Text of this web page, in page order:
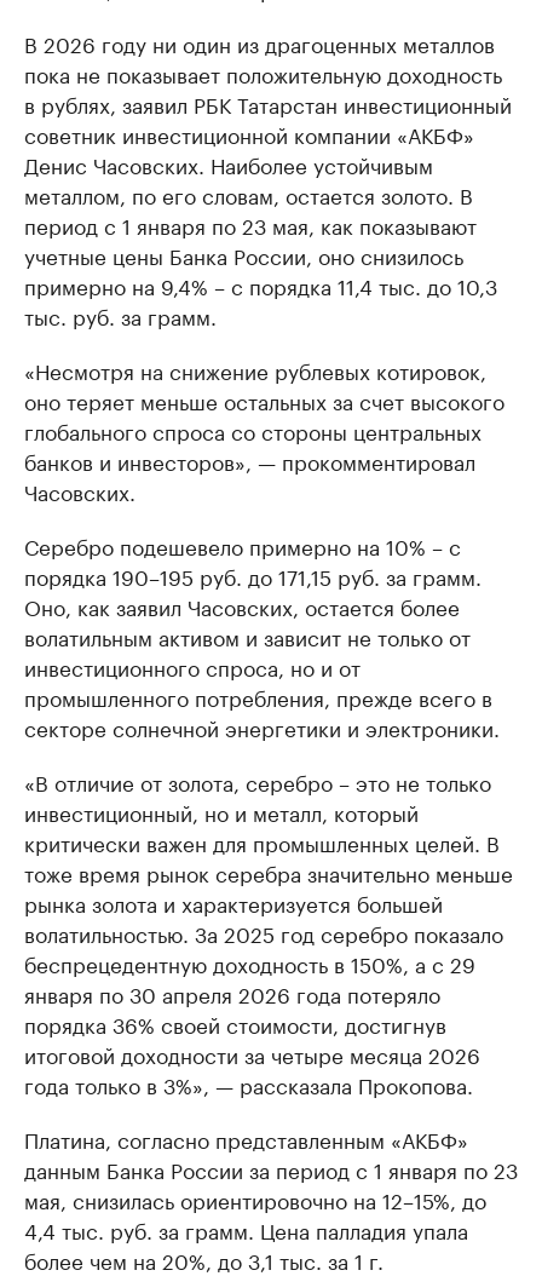
В 2026 году ни один из драгоценных металлов
пока не показывает положительную доходность
в рублях, заявил РБК Татарстан инвестиционный
советник инвестиционной компании «АКБФ»
Денис Часовских. Наиболее устойчивым
металлом, по его словам, остается золото. В
период с 1 января по 23 мая, как показывают
учетные цены Банка России, оно снизилось
примерно на 9,4% – с порядка 11,4 тыс. до 10,3
тыс. руб. за грамм.
«Несмотря на снижение рублевых котировок,
оно теряет меньше остальных за счет высокого
глобального спроса со стороны центральных
банков и инвесторов», — прокомментировал
Часовских.
Серебро подешевело примерно на 10% – с
порядка 190–195 руб. до 171,15 руб. за грамм.
Оно, как заявил Часовских, остается более
волатильным активом и зависит не только от
инвестиционного спроса, но и от
промышленного потребления, прежде всего в
секторе солнечной энергетики и электроники.
«В отличие от золота, серебро – это не только
инвестиционный, но и металл, который
критически важен для промышленных целей. В
тоже время рынок серебра значительно меньше
рынка золота и характеризуется большей
волатильностью. За 2025 год серебро показало
беспрецедентную доходность в 150%, а с 29
января по 30 апреля 2026 года потеряло
порядка 36% своей стоимости, достигнув
итоговой доходности за четыре месяца 2026
года только в 3%», — рассказала Прокопова.
Платина, согласно представленным «АКБФ»
данным Банка России за период с 1 января по 23
мая, снизилась ориентировочно на 12–15%, до
4,4 тыс. руб. за грамм. Цена палладия упала
более чем на 20%, до 3,1 тыс. за 1 г.